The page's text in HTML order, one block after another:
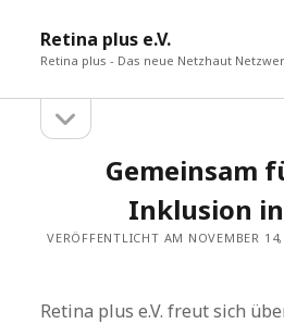
Retina plus e.V.
Retina plus - Das neue Netzhaut
Seitenleiste
öffnen
Gemeinsam
Inklusion
VERÖFFENTLICHT AM NOVEMBER
Retina plus e.V. freut sich